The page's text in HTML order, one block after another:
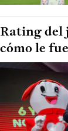
Rating del
cómo le